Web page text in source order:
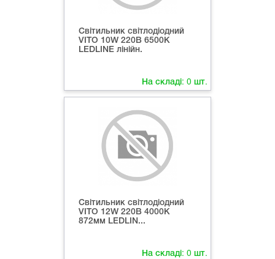
Світильник світлодіодний
VITO 10W 220В 6500K
LEDLINE лінійн.
На складі: 0 шт.
Світильник світлодіодний
VITO 12W 220В 4000K
872мм LEDLIN...
На складі: 0 шт.